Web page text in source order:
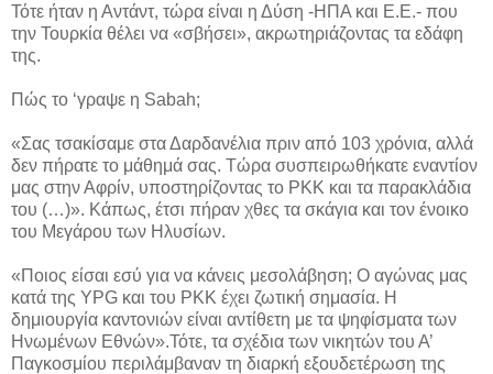
Τότε ήταν η Αντάντ, τώρα είναι η Δύση -ΗΠΑ και Ε.Ε.- που
την Τουρκία θέλει να «σβήσει», ακρωτηριάζοντας τα εδάφη
της.
Πώς το ‘γραψε η Sabah;
«Σας τσακίσαμε στα Δαρδανέλια πριν από 103 χρόνια, αλλά
δεν πήρατε το μάθημά σας. Τώρα συσπειρωθήκατε εναντίον
μας στην Αφρίν, υποστηρίζοντας το ΡΚΚ και τα παρακλάδια
του (…)». Κάπως, έτσι πήραν χθες τα σκάγια και τον ένοικο
του Μεγάρου των Ηλυσίων.
«Ποιος είσαι εσύ για να κάνεις μεσολάβηση; Ο αγώνας μας
κατά της YPG και του PKK έχει ζωτική σημασία. Η
δημιουργία καντονιών είναι αντίθετη με τα ψηφίσματα των
Ηνωμένων Εθνών».Τότε, τα σχέδια των νικητών του Α’
Παγκοσμίου περιλάμβαναν τη διαρκή εξουδετέρωση της